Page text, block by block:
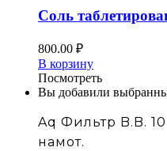
Соль
800.00 ₽
В корзину
Посмотреть
Вы добавили
Aq Фильтр B.B.
намот.